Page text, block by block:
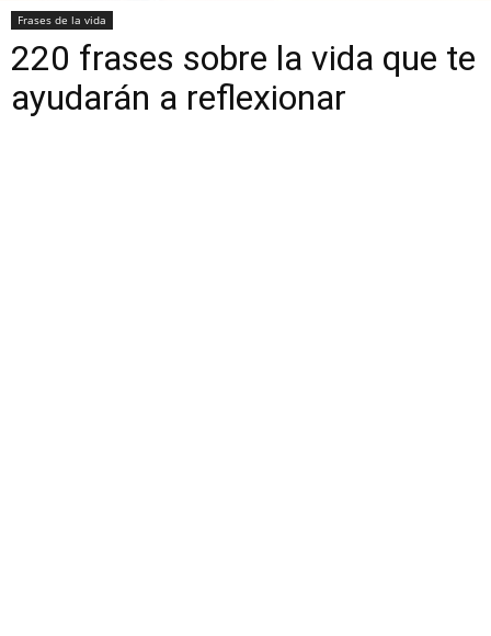
Frases de la vida
220 frases sobre la vida que te
ayudarán a reflexionar